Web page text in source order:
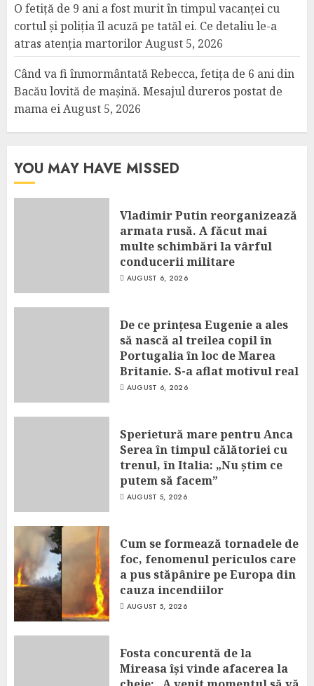
O fetiță de 9 ani a fost murit în timpul vacanței cu
cortul și poliția îl acuză pe tatăl ei. Ce detaliu le-a
atras atenția martorilorAugust 5, 2026
Când va fi înmormântată Rebecca, fetița de 6 ani din
Bacău lovită de mașină. Mesajul dureros postat de
mama eiAugust 5, 2026
YOU MAY HAVE MISSED
Vladimir Putin reorganizează
armata rusă. A făcut mai
multe schimbări la vârful
conducerii militare
AUGUST 6, 2026
De ce prințesa Eugenie a ales
să nască al treilea copil în
Portugalia în loc de Marea
Britanie. S-a aflat motivul real
AUGUST 6, 2026
Sperietură mare pentru Anca
Serea în timpul călătoriei cu
trenul, în Italia: „Nu știm ce
putem să facem”
AUGUST 5, 2026
Cum se formează tornadele de
foc, fenomenul periculos care
a pus stăpânire pe Europa din
cauza incendiilor
AUGUST 5, 2026
Fosta concurentă de la
Mireasa își vinde afacerea la